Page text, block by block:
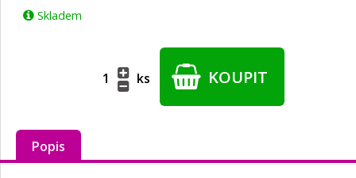
Skladem
ks KOUPIT
Popis